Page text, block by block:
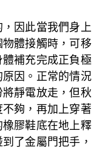
因此當我們身上
體接觸時，可移
補充完成正負極
因。正常的情況
靜電放走，但秋
夠，再加上穿著
膠鞋底在地上釋
了金屬門把手，